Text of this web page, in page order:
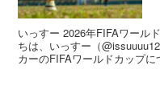
いっすー 2026年FIFAワールドカ
ちは、いっすー（@issuuuu12）です。 今回は
カーのFIFAワールドカップについて紹